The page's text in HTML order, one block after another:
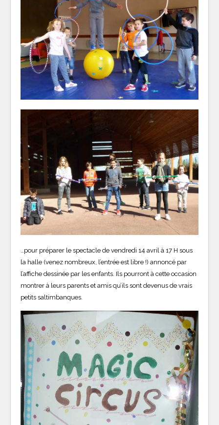
…pour préparer le spectacle de vendredi 14 avril à 17 H sous
la halle (venez nombreux, l’entrée est libre !) annoncé par
l’affiche dessinée par les enfants. Ils pourront à cette occasion
montrer à leurs parents et amis qu’ils sont devenus de vrais
petits saltimbanques.